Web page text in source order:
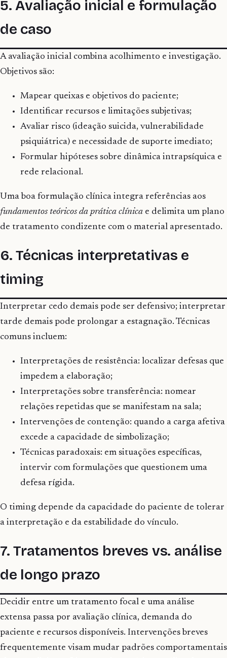
5. Avaliação inicial e formulação
de caso
A avaliação inicial combina acolhimento e investigação.
Objetivos são:
Mapear queixas e objetivos do paciente;
Identificar recursos e limitações subjetivas;
Avaliar risco (ideação suicida, vulnerabilidade
psiquiátrica) e necessidade de suporte imediato;
Formular hipóteses sobre dinâmica intrapsíquica e
rede relacional.
Uma boa formulação clínica integra referências aos
fundamentos teóricos da prática clínica e delimita um plano
de tratamento condizente com o material apresentado.
6. Técnicas interpretativas e
timing
Interpretar cedo demais pode ser defensivo; interpretar
tarde demais pode prolongar a estagnação. Técnicas
comuns incluem:
Interpretações de resistência: localizar defesas que
impedem a elaboração;
Interpretações sobre transferência: nomear
relações repetidas que se manifestam na sala;
Intervenções de contenção: quando a carga afetiva
excede a capacidade de simbolização;
Técnicas paradoxais: em situações específicas,
intervir com formulações que questionem uma
defesa rígida.
O timing depende da capacidade do paciente de tolerar
a interpretação e da estabilidade do vínculo.
7. Tratamentos breves vs. análise
de longo prazo
Decidir entre um tratamento focal e uma análise
extensa passa por avaliação clínica, demanda do
paciente e recursos disponíveis. Intervenções breves
frequentemente visam mudar padrões comportamentais